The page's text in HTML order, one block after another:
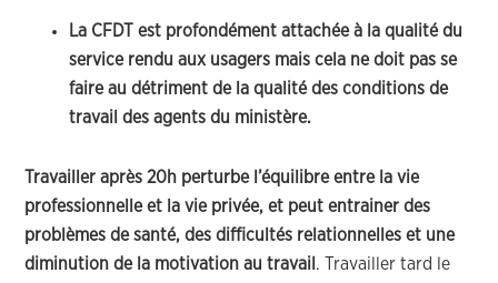
La CFDT est profondément attachée à la qualité du
service rendu aux usagers mais cela ne doit pas se
faire au détriment de la qualité des conditions de
travail des agents du ministère.
Travailler après 20h perturbe l’équilibre entre la vie
professionnelle et la vie privée, et peut entrainer des
problèmes de santé, des difficultés relationnelles et une
diminution de la motivation au travail . Travailler tard le